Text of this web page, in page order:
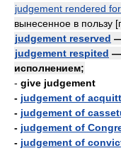
judgement rendered for
вынесенное в пользу
judgement reserved
judgement respited —
исполнением;
- give judgement
- judgement of
- judgement of
- judgement of
- judgement of